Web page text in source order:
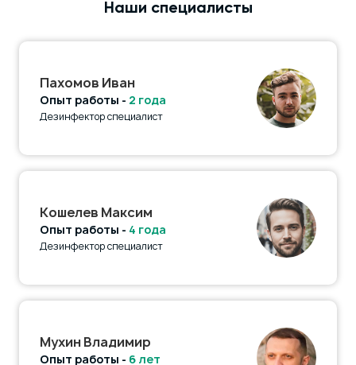
Наши специалисты
Пахомов Иван
Опыт работы - 2 года
Дезинфектор специалист
Кошелев Максим
Опыт работы - 4 года
Дезинфектор специалист
Мухин Владимир
Опыт работы - 6 лет